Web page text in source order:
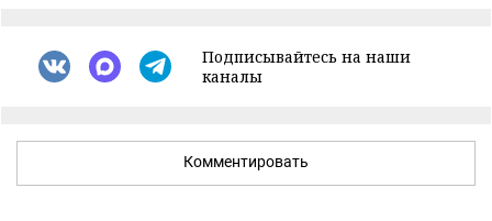
Подписывайтесь на наши
каналы
Комментировать